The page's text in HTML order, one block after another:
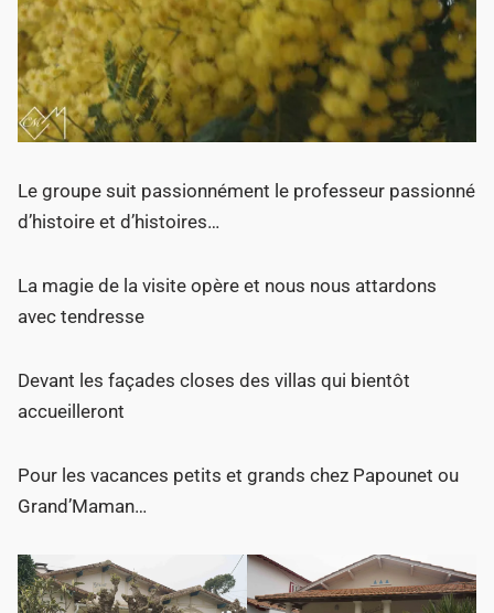
Le groupe suit passionnément le professeur passionné
d’histoire et d’histoires…
La magie de la visite opère et nous nous attardons
avec tendresse
Devant les façades closes des villas qui bientôt
accueilleront
Pour les vacances petits et grands chez Papounet ou
Grand’Maman…